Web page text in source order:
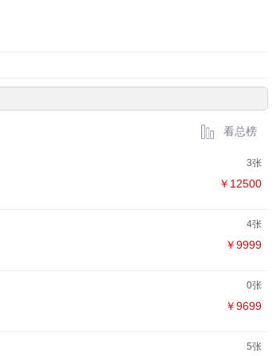
看总榜
3张
￥12500
4张
￥9999
0张
￥9699
5张